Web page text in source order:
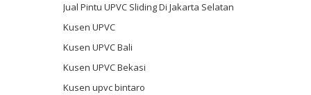
Jual Pintu UPVC Sliding Di Jakarta Selatan
Kusen UPVC
Kusen UPVC Bali
Kusen UPVC Bekasi
Kusen upvc bintaro